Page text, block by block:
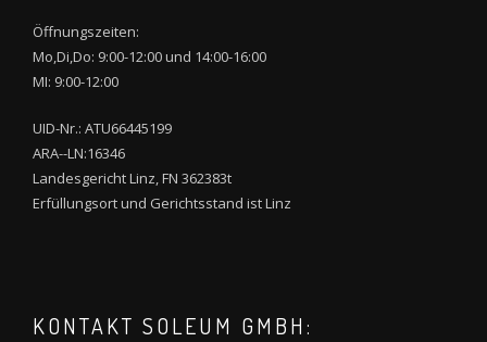
Öffnungszeiten:
Mo,Di,Do: 9:00-12:00 und 14:00-16:00
MI: 9:00-12:00
UID-Nr.: ATU66445199
ARA--LN:16346
Landesgericht Linz, FN 362383t
Erfüllungsort und Gerichtsstand ist Linz
KONTAKT SOLEUM GMBH: